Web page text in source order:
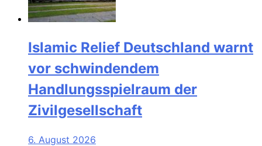
Islamic Relief Deutschland warnt
vor schwindendem
Handlungsspielraum der
Zivilgesellschaft
6. August 2026